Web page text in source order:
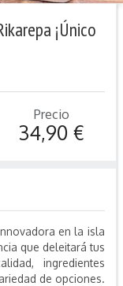
¡Único
Precio
34,90 €
en la isla
que deleitará tus
ingredientes
de opciones.